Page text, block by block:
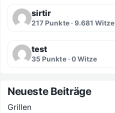
sirtir
217 Punkte · 9.681 Witze
test
35 Punkte · 0 Witze
Neueste Beiträge
Grillen